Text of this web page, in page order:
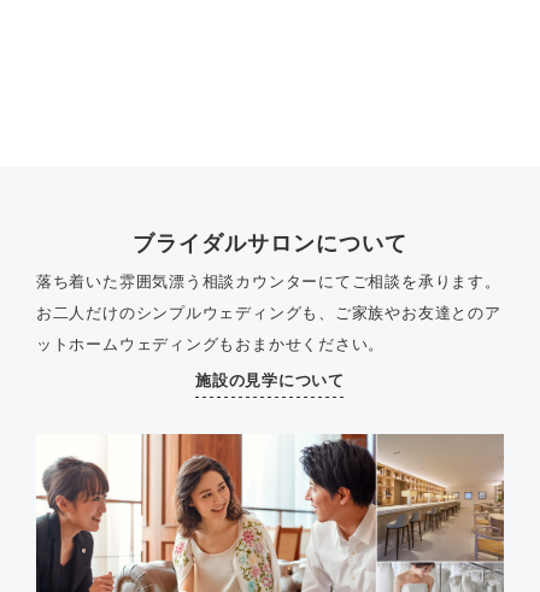
ブライダルサロンについて
落ち着いた雰囲気漂う相談カウンターにてご相談を承ります。
お二人だけのシンプルウェディングも、ご家族やお友達とのア
ットホームウェディングもおまかせください。
施設の見学について